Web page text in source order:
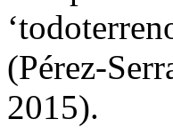
(Pérez-
2015).